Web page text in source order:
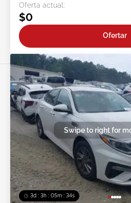
Oferta actual:
$0
Ofertar
3d : 3h : 05m : 31s
Swipe to right for